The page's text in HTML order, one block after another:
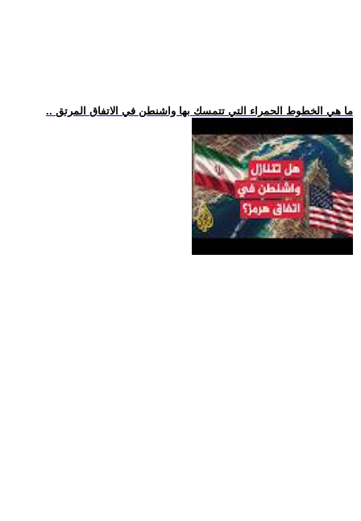
.. ما هي الخطوط الحمراء التي تتمسك بها واشنطن في الاتفاق المرتق